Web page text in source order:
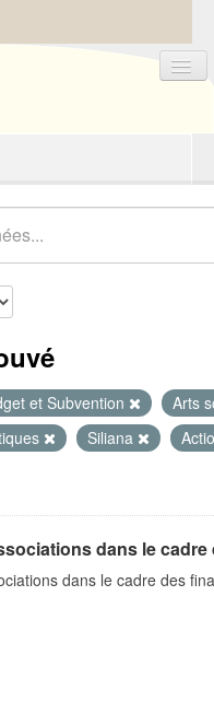
et Subvention
Arts
Siliana
dans le
dans le cadre des